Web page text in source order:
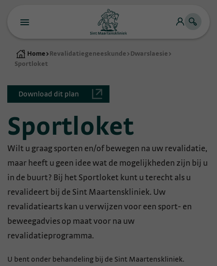
Home > Revalidatiegeneeskunde > Dwarslaesie >
Sportloket
Download dit plan
Sportloket
Wilt u graag sporten en/of bewegen na uw revalidatie,
maar heeft u geen idee wat de mogelijkheden zijn bij u
in de buurt? Bij het Sportloket kunt u terecht als u
revalideert bij de Sint Maartenskliniek. Uw
revalidatiearts kan u verwijzen voor een sport- en
beweegadvies op maat voor na uw
revalidatieprogramma.
U bent onder behandeling bij de Sint Maartenskliniek.